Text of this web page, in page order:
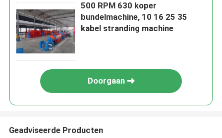
500 RPM 630 koper
bundelmachine, 10 16 25 35
kabel stranding machine
Doorgaan
Geadviseerde Producten